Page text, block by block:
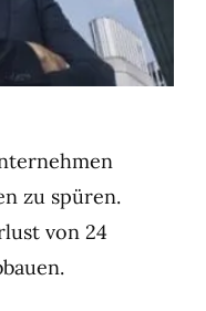
zu spüren.
von 24